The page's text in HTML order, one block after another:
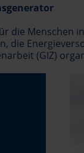
die Menschen
die
(GIZ)